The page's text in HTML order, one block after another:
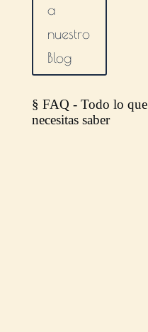
a
nuestro
Blog
§ FAQ - Todo lo que
necesitas saber